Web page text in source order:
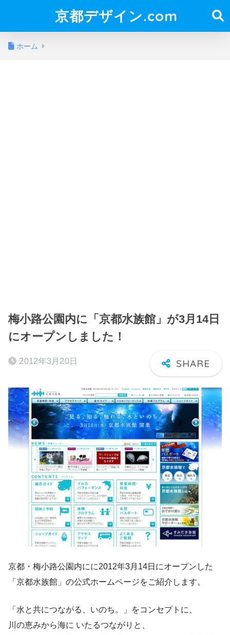
京都デザイン.com
ホーム
梅小路公園内に「京都水族館」が3月14日
にオープンしました！
2012年3月20日
京都・梅小路公園内にに2012年3月14日にオープンした
「京都水族館」の公式ホームページをご紹介します。
「水と共につながる、いのち。」をコンセプトに、
川の恵みから海に いたるつながりと、